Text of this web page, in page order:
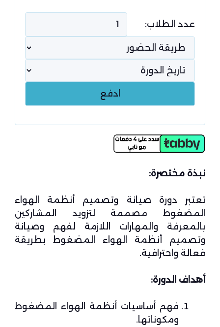
عدد الطلاب:
نبذة مختصرة:
تعتبر دورة صيانة وتصميم أنظمة الهواء
المضغوط مصممة لتزويد المشاركين
بالمعرفة والمهارات اللازمة لفهم وصيانة
وتصميم أنظمة الهواء المضغوط بطريقة
فعالة واحترافية.
أهداف الدورة:
فهم أساسيات أنظمة الهواء المضغوط
ومكوناتها.